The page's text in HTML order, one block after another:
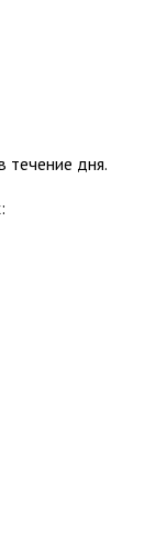
течение дня.